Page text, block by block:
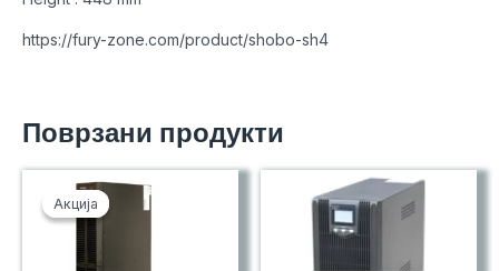
https://fury-zone.com/product/shobo-sh4
Поврзани продукти
Акција
Акција